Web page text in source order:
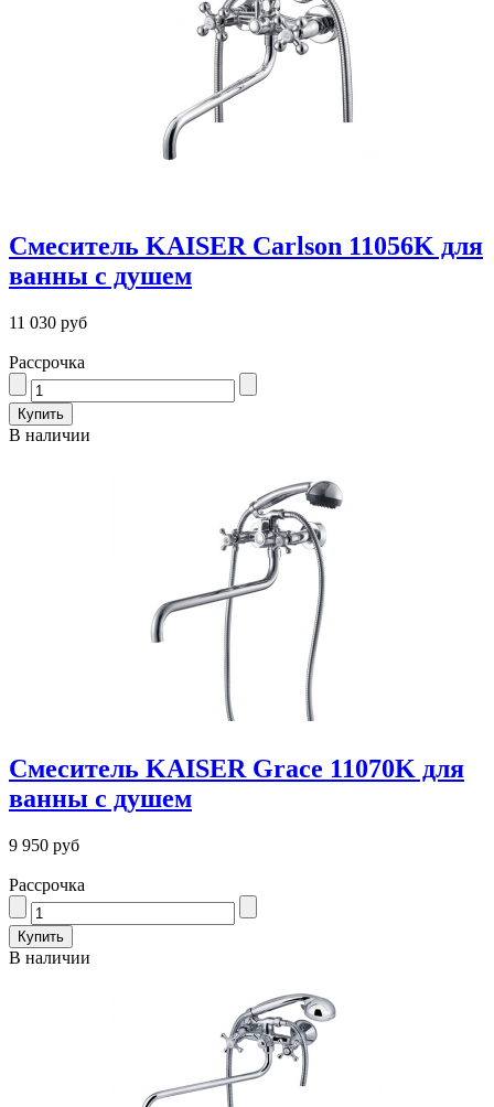
Смеситель KAISER Carlson 11056K для
ванны с душем
11 030 руб
Рассрочка
В наличии
Смеситель KAISER Grace 11070K для
ванны с душем
9 950 руб
Рассрочка
В наличии